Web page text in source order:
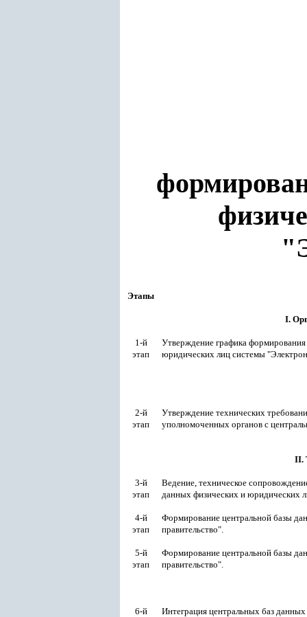
Этапы
I.
1-й
этап
Утверждение графика
юридических лиц системы
2-й
этап
Утверждение технических
уполномоченных органов с
II.
3-й
этап
Ведение, техническое
данных физических и юридических
4-й
этап
Формирование центральной базы
правительство".
5-й
этап
Формирование центральной базы
правительство".
6-й
Интеграция центральных баз данных